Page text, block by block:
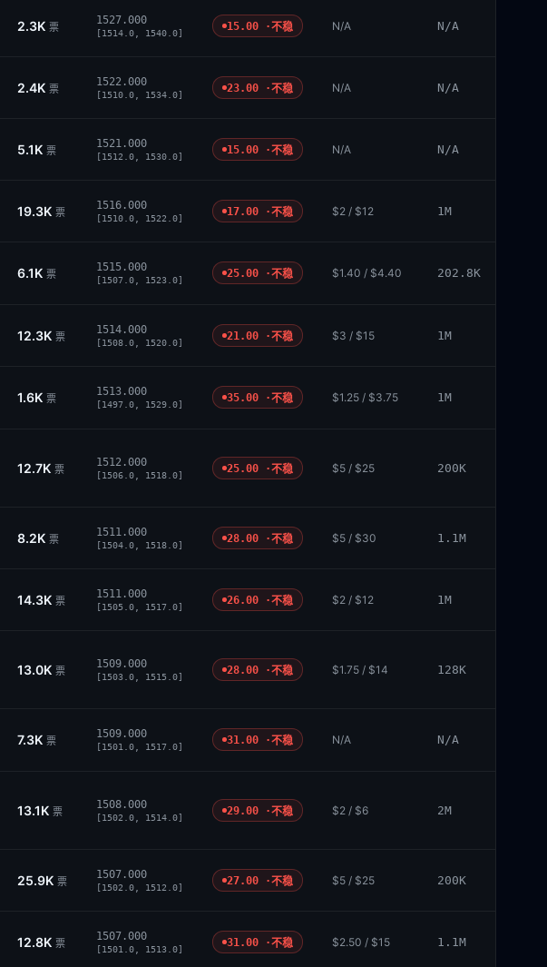
2.3K 票
1527.000
[1514.0, 1540.0]
15.00 ·不稳 N/A N/A
2.4K 票
1522.000
[1510.0, 1534.0]
23.00 ·不稳 N/A N/A
5.1K 票
1521.000
[1512.0, 1530.0]
15.00 ·不稳 N/A N/A
19.3K 票
1516.000
[1510.0, 1522.0]
17.00 ·不稳 $2 / $12 1M
6.1K 票
1515.000
[1507.0, 1523.0]
25.00 ·不稳 $1.40 / $4.40 202.8K
12.3K 票
1514.000
[1508.0, 1520.0]
21.00 ·不稳 $3 / $15 1M
1.6K 票
1513.000
[1497.0, 1529.0]
35.00 ·不稳 $1.25 / $3.75 1M
12.7K 票
1512.000
[1506.0, 1518.0]
25.00 ·不稳 $5 / $25 200K
8.2K 票
1511.000
[1504.0, 1518.0]
28.00 ·不稳 $5 / $30 1.1M
14.3K 票
1511.000
[1505.0, 1517.0]
26.00 ·不稳 $2 / $12 1M
13.0K 票
1509.000
[1503.0, 1515.0]
28.00 ·不稳 $1.75 / $14 128K
7.3K 票
1509.000
[1501.0, 1517.0]
31.00 ·不稳 N/A N/A
13.1K 票
1508.000
[1502.0, 1514.0]
29.00 ·不稳 $2 / $6 2M
25.9K 票
1507.000
[1502.0, 1512.0]
27.00 ·不稳 $5 / $25 200K
12.8K 票
1507.000
[1501.0, 1513.0]
31.00 ·不稳 $2.50 / $15 1.1M